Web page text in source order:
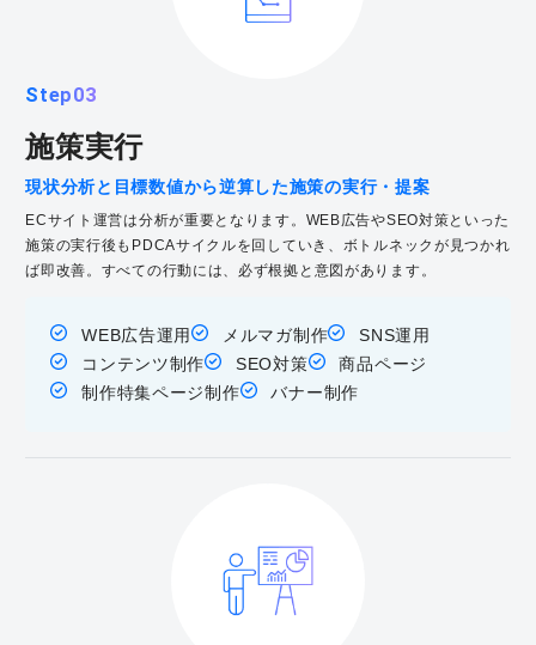
Step03
施策実行
現状分析と目標数値から逆算した施策の実行・提案
ECサイト運営は分析が重要となります。WEB広告やSEO対策といった
施策の実行後もPDCAサイクルを回していき、ボトルネックが見つかれ
ば即改善。すべての行動には、必ず根拠と意図があります。
WEB広告運用 メルマガ制作
SNS運用
コンテンツ制作
SEO対策
商品ページ
制作特集ページ制作
バナー制作